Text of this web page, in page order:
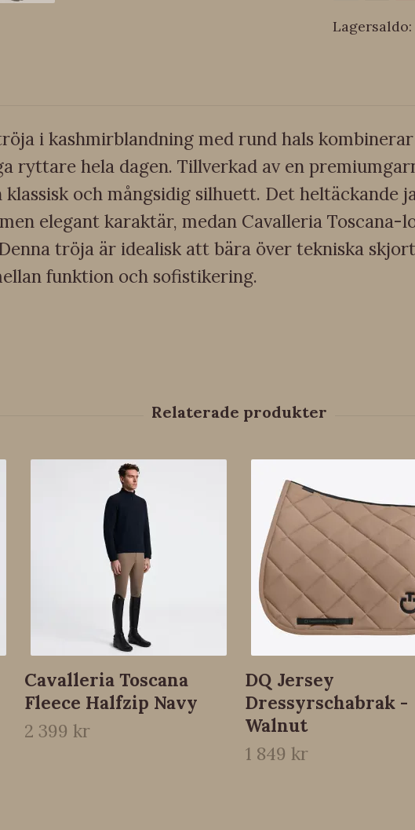
Lagersaldo:
i kashmirblandning med rund hals
ryttare hela dagen. Tillverkad av en
klassisk och mångsidig silhuett. Det heltäckande
elegant karaktär, medan Cavalleria
tröja är idealisk att bära över tekniska
funktion och sofistikering.
Cavalleria Toscana
Fleece Halfzip Navy
2 399 kr
DQ Jersey
Dressyrschabrak -
Walnut
1 849 kr